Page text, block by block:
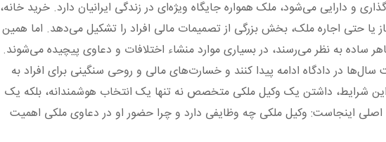
و دارایی می‌شود، ملک همواره جایگاه ویژه‌ای در زندگی ایرانیان دارد. خرید خانه،
حتی اجاره ملک، بخش بزرگی از تصمیمات مالی افراد را تشکیل می‌دهد. اما همین
ساده به نظر می‌رسند، در بسیاری موارد منشاء اختلافات و دعاوی پیچیده می‌شوند.
در دادگاه ادامه پیدا کنند و خسارت‌های مالی و روحی سنگینی برای افراد به
این شرایط، داشتن یک وکیل ملکی متخصص نه تنها یک انتخاب هوشمندانه، بلکه یک
اینجاست: وکیل ملکی چه وظایفی دارد و چرا حضور او در دعاوی ملکی اهمیت